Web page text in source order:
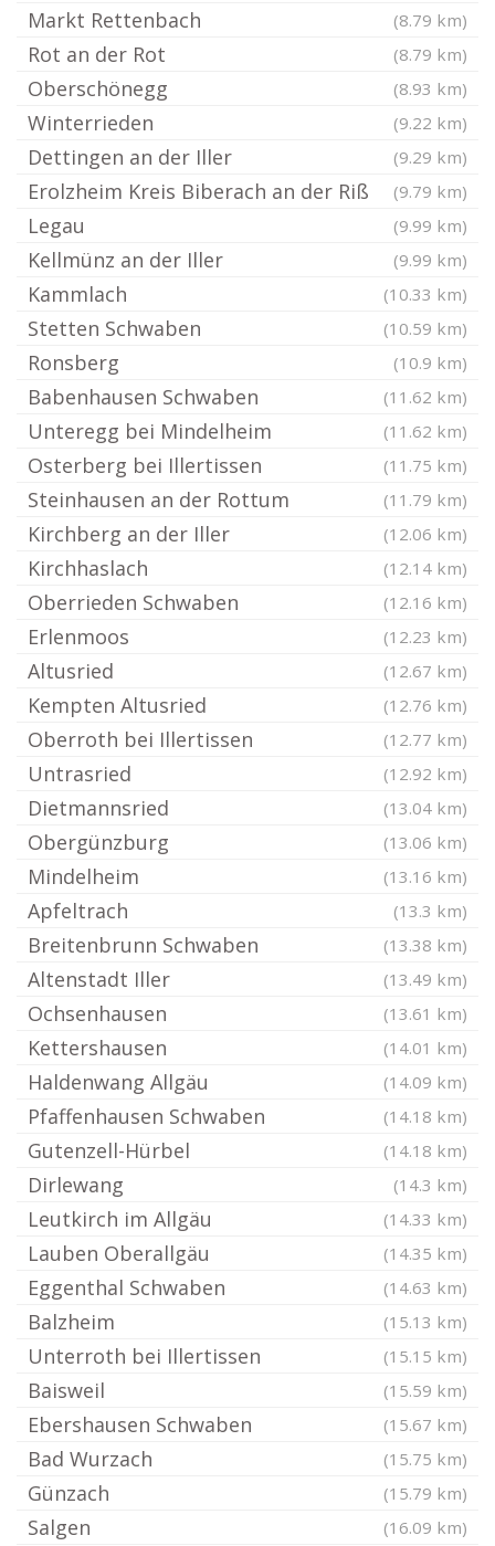
Markt Rettenbach (8.79 km)
Rot an der Rot (8.79 km)
Oberschönegg (8.93 km)
Winterrieden (9.22 km)
Dettingen an der Iller (9.29 km)
Erolzheim Kreis Biberach an der Riß (9.79 km)
Legau (9.99 km)
Kellmünz an der Iller (9.99 km)
Kammlach (10.33 km)
Stetten Schwaben (10.59 km)
Ronsberg (10.9 km)
Babenhausen Schwaben (11.62 km)
Unteregg bei Mindelheim (11.62 km)
Osterberg bei Illertissen (11.75 km)
Steinhausen an der Rottum (11.79 km)
Kirchberg an der Iller (12.06 km)
Kirchhaslach (12.14 km)
Oberrieden Schwaben (12.16 km)
Erlenmoos (12.23 km)
Altusried (12.67 km)
Kempten Altusried (12.76 km)
Oberroth bei Illertissen (12.77 km)
Untrasried (12.92 km)
Dietmannsried (13.04 km)
Obergünzburg (13.06 km)
Mindelheim (13.16 km)
Apfeltrach (13.3 km)
Breitenbrunn Schwaben (13.38 km)
Altenstadt Iller (13.49 km)
Ochsenhausen (13.61 km)
Kettershausen (14.01 km)
Haldenwang Allgäu (14.09 km)
Pfaffenhausen Schwaben (14.18 km)
Gutenzell-Hürbel (14.18 km)
Dirlewang (14.3 km)
Leutkirch im Allgäu (14.33 km)
Lauben Oberallgäu (14.35 km)
Eggenthal Schwaben (14.63 km)
Balzheim (15.13 km)
Unterroth bei Illertissen (15.15 km)
Baisweil (15.59 km)
Ebershausen Schwaben (15.67 km)
Bad Wurzach (15.75 km)
Günzach (15.79 km)
Salgen (16.09 km)